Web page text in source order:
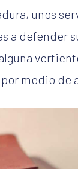
unos
a defender
medio de